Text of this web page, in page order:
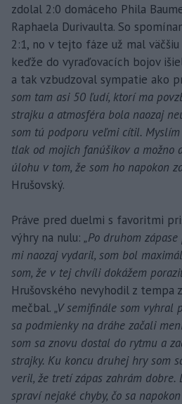
zdolal 2:0 domáceho Phila
Raphaela Durivaulta. So
2:1, no v tejto fáze už mal
keďže do vyraďovacích bojov
a tak vzbudzoval sympatie ako
som tam asi 50 ľudí, ktorí ma
strajku a atmosféra bola naozaj
som tú podporu veľmi cítil.
tlak od mojich fanúšikov a možno
úlohu v tom, že som ho napokon
Hrušovský.
Práve pred duelmi s favoritmi
výhry na nulu: „Po druhom
mi naozaj vydaril, som bol
som, že v tej chvíli dokážem
Hrušovského nevyhodil z tempa
mečbal. „V semifinále som vyhral
sa podmienky na dráhe začali
som sa znovu dostal do rytmu a
strajky. Ku koncu druhej hry som
veril, že tretí zápas zahrám dobre.
spraví nejaké chyby, čo sa